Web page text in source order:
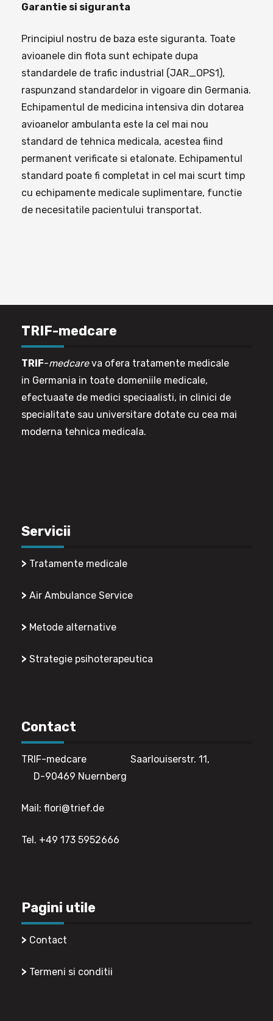
Garantie si siguranta
Principiul nostru de baza este siguranta. Toate
avioanele din flota sunt echipate dupa
standardele de trafic industrial (JAR_OPS1),
raspunzand standardelor in vigoare din Germania.
Echipamentul de medicina intensiva din dotarea
avioanelor ambulanta este la cel mai nou
standard de tehnica medicala, acestea fiind
permanent verificate si etalonate. Echipamentul
standard poate fi completat in cel mai scurt timp
cu echipamente medicale suplimentare, functie
de necesitatile pacientului transportat.
TRIF-medcare
TRIF-medcareva ofera tratamente medicale
in Germania in toate domeniile medicale,
efectuaate de medici speciaalisti, in clinici de
specialitate sau universitare dotate cu cea mai
moderna tehnica medicala.
Servicii
> Tratamente medicale
> Air Ambulance Service
> Metode alternative
> Strategie psihoterapeutica
Contact
TRIF-medcare Saarlouiserstr. 11,
D-90469 Nuernberg
Mail: flori@trief.de
Tel. +49 173 5952666
Pagini utile
> Contact
> Termeni si conditii